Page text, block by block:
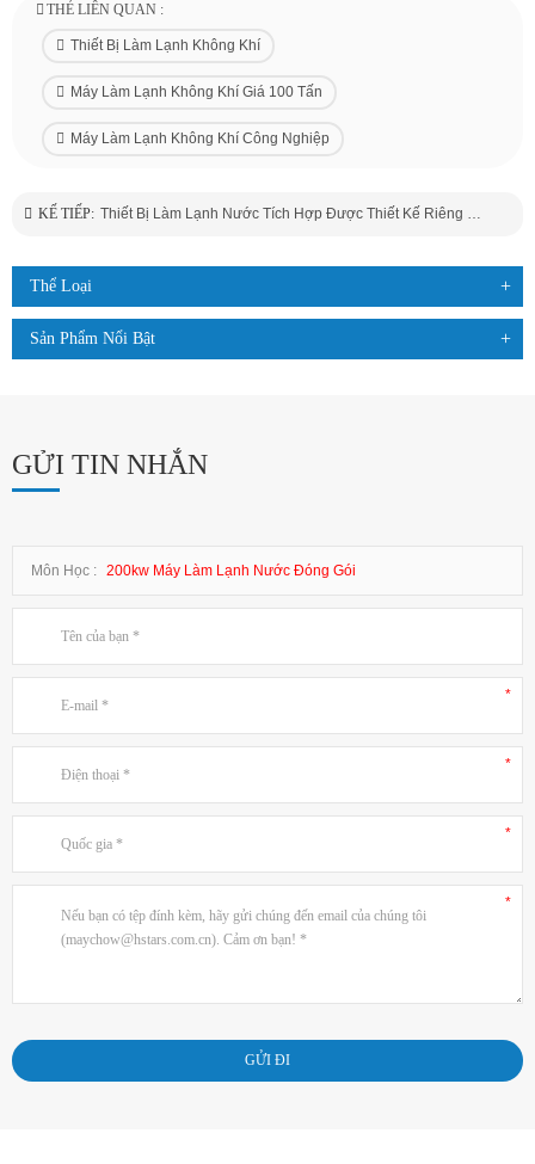
THẺ LIÊN QUAN :
Thiết Bị Làm Lạnh Không Khí
Máy Làm Lạnh Không Khí Giá 100 Tấn
Máy Làm Lạnh Không Khí Công Nghiệp
KẾ TIẾP: Thiết Bị Làm Lạnh Nước Tích Hợp Được Thiết Kế Riêng Cho Ngành Vận Tải Container
Thể Loại
Sản Phẩm Nổi Bật
GỬI TIN NHẮN
Môn Học : 200kw Máy Làm Lạnh Nước Đóng Gói